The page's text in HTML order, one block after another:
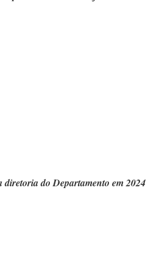
diretoria do Departamento em 2024